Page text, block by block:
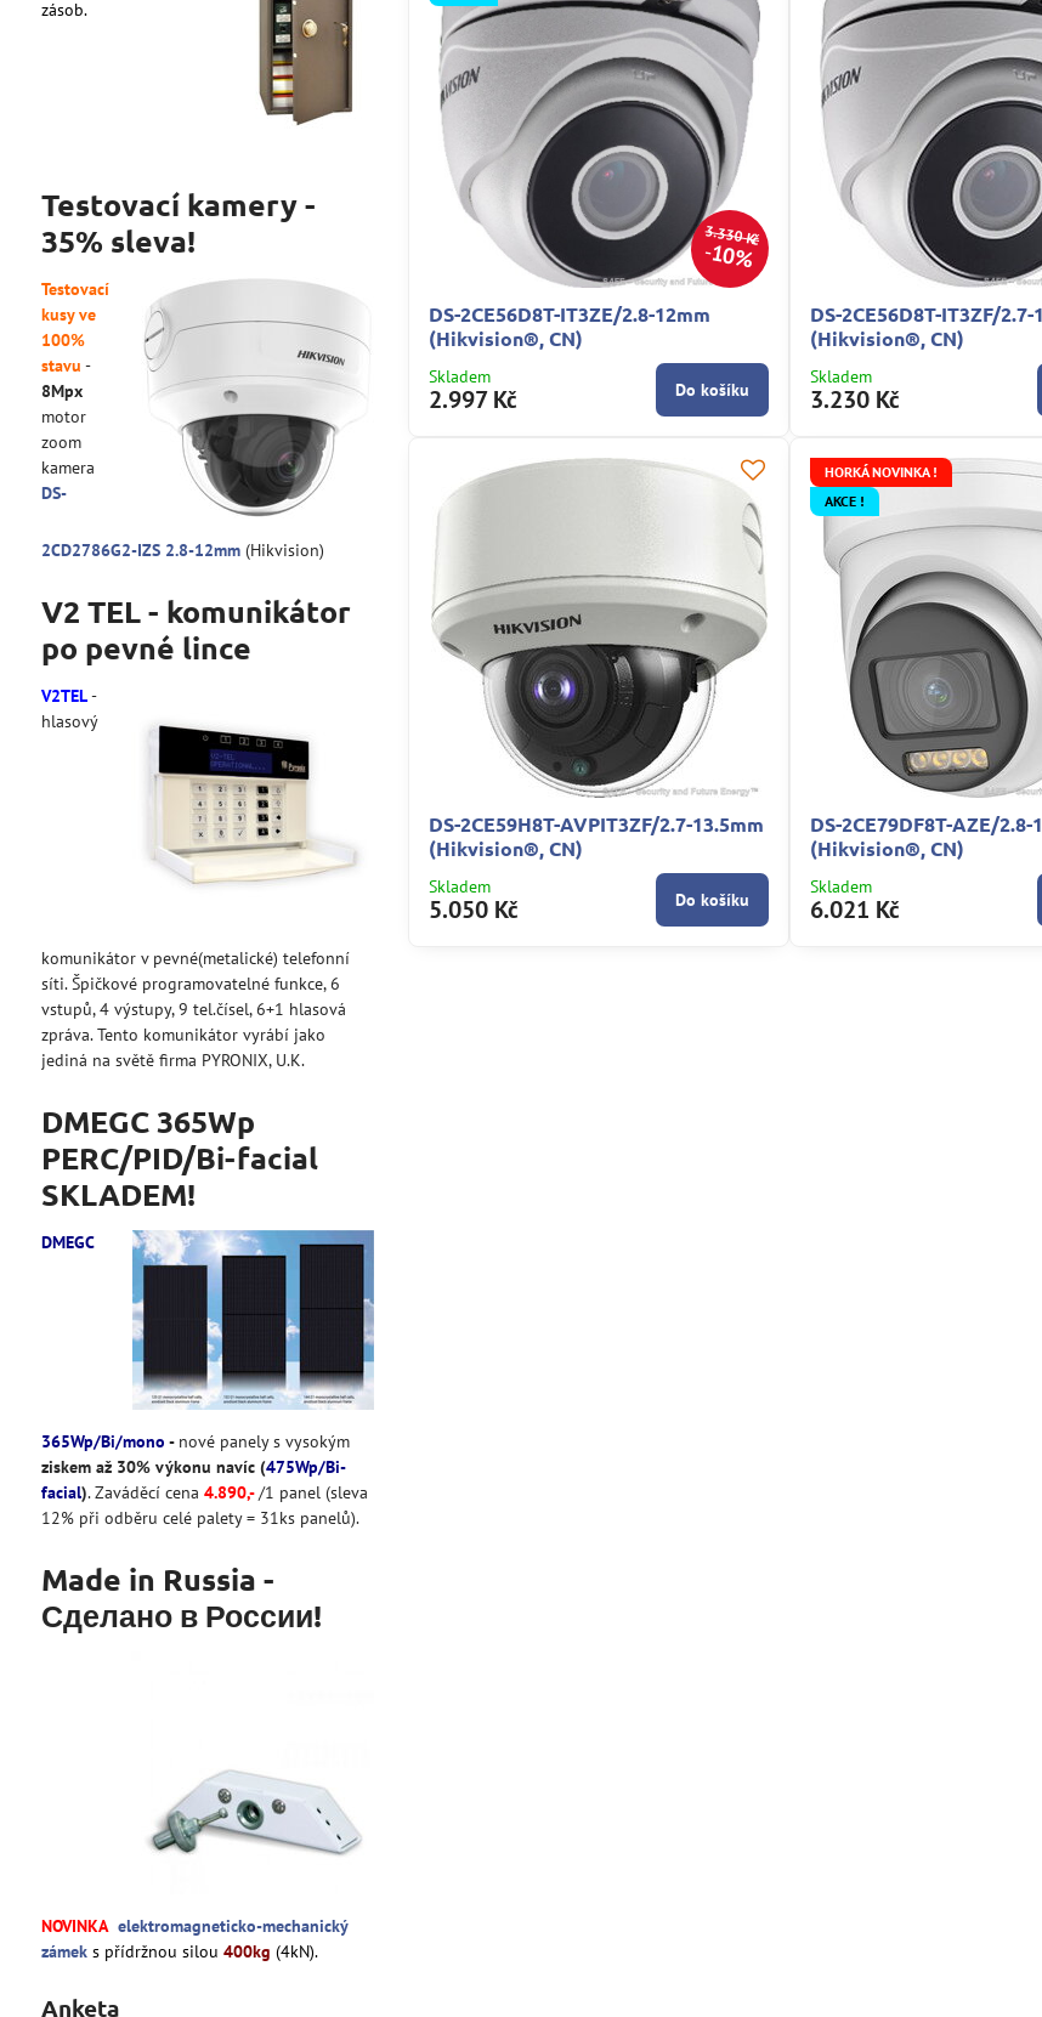
3.330 Kč
10%
DS-2CE56D8T-IT3ZE/2.8-12mm
(Hikvision®, CN)
Skladem
2.997 Kč Do košíku
DS-2CE56D8T-IT3ZF/2.7-
(Hikvision®, CN)
Skladem
3.230 Kč
DS-2CE59H8T-AVPIT3ZF/2.7-13.5mm
(Hikvision®, CN)
Skladem
5.050 Kč Do košíku
HORKÁ NOVINKA !
AKCE !
DS-2CE79DF8T-AZE/2.8-
(Hikvision®, CN)
Skladem
6.021 Kč
zásob.
Testovací kamery -
35% sleva!
Testovací
kusy ve
100%
stavu -
8Mpx
motor
zoom
kamera
DS-
2CD2786G2-IZS 2.8-12mm (Hikvision)
V2 TEL - komunikátor
po pevné lince
V2TEL-
hlasový
komunikátor v pevné(metalické) telefonní
síti. Špičkové programovatelné funkce, 6
vstupů, 4 výstupy, 9 tel.čísel, 6+1 hlasová
zpráva. Tento komunikátor vyrábí jako
jediná na světě firma PYRONIX, U.K.
DMEGC 365Wp
PERC/PID/Bi-facial
SKLADEM!
DMEGC
365Wp/Bi/mono - nové panely s vysokým
ziskem až 30% výkonu navíc (475Wp/Bi-
facial). Zaváděcí cena 4.890,-/1 panel (sleva
12% při odběru celé palety = 31ks panelů).
Made in Russia -
Сделано в России!
NOVINKA elektromagneticko-mechanický
zámek s přídržnou silou 400kg (4kN).
Anketa